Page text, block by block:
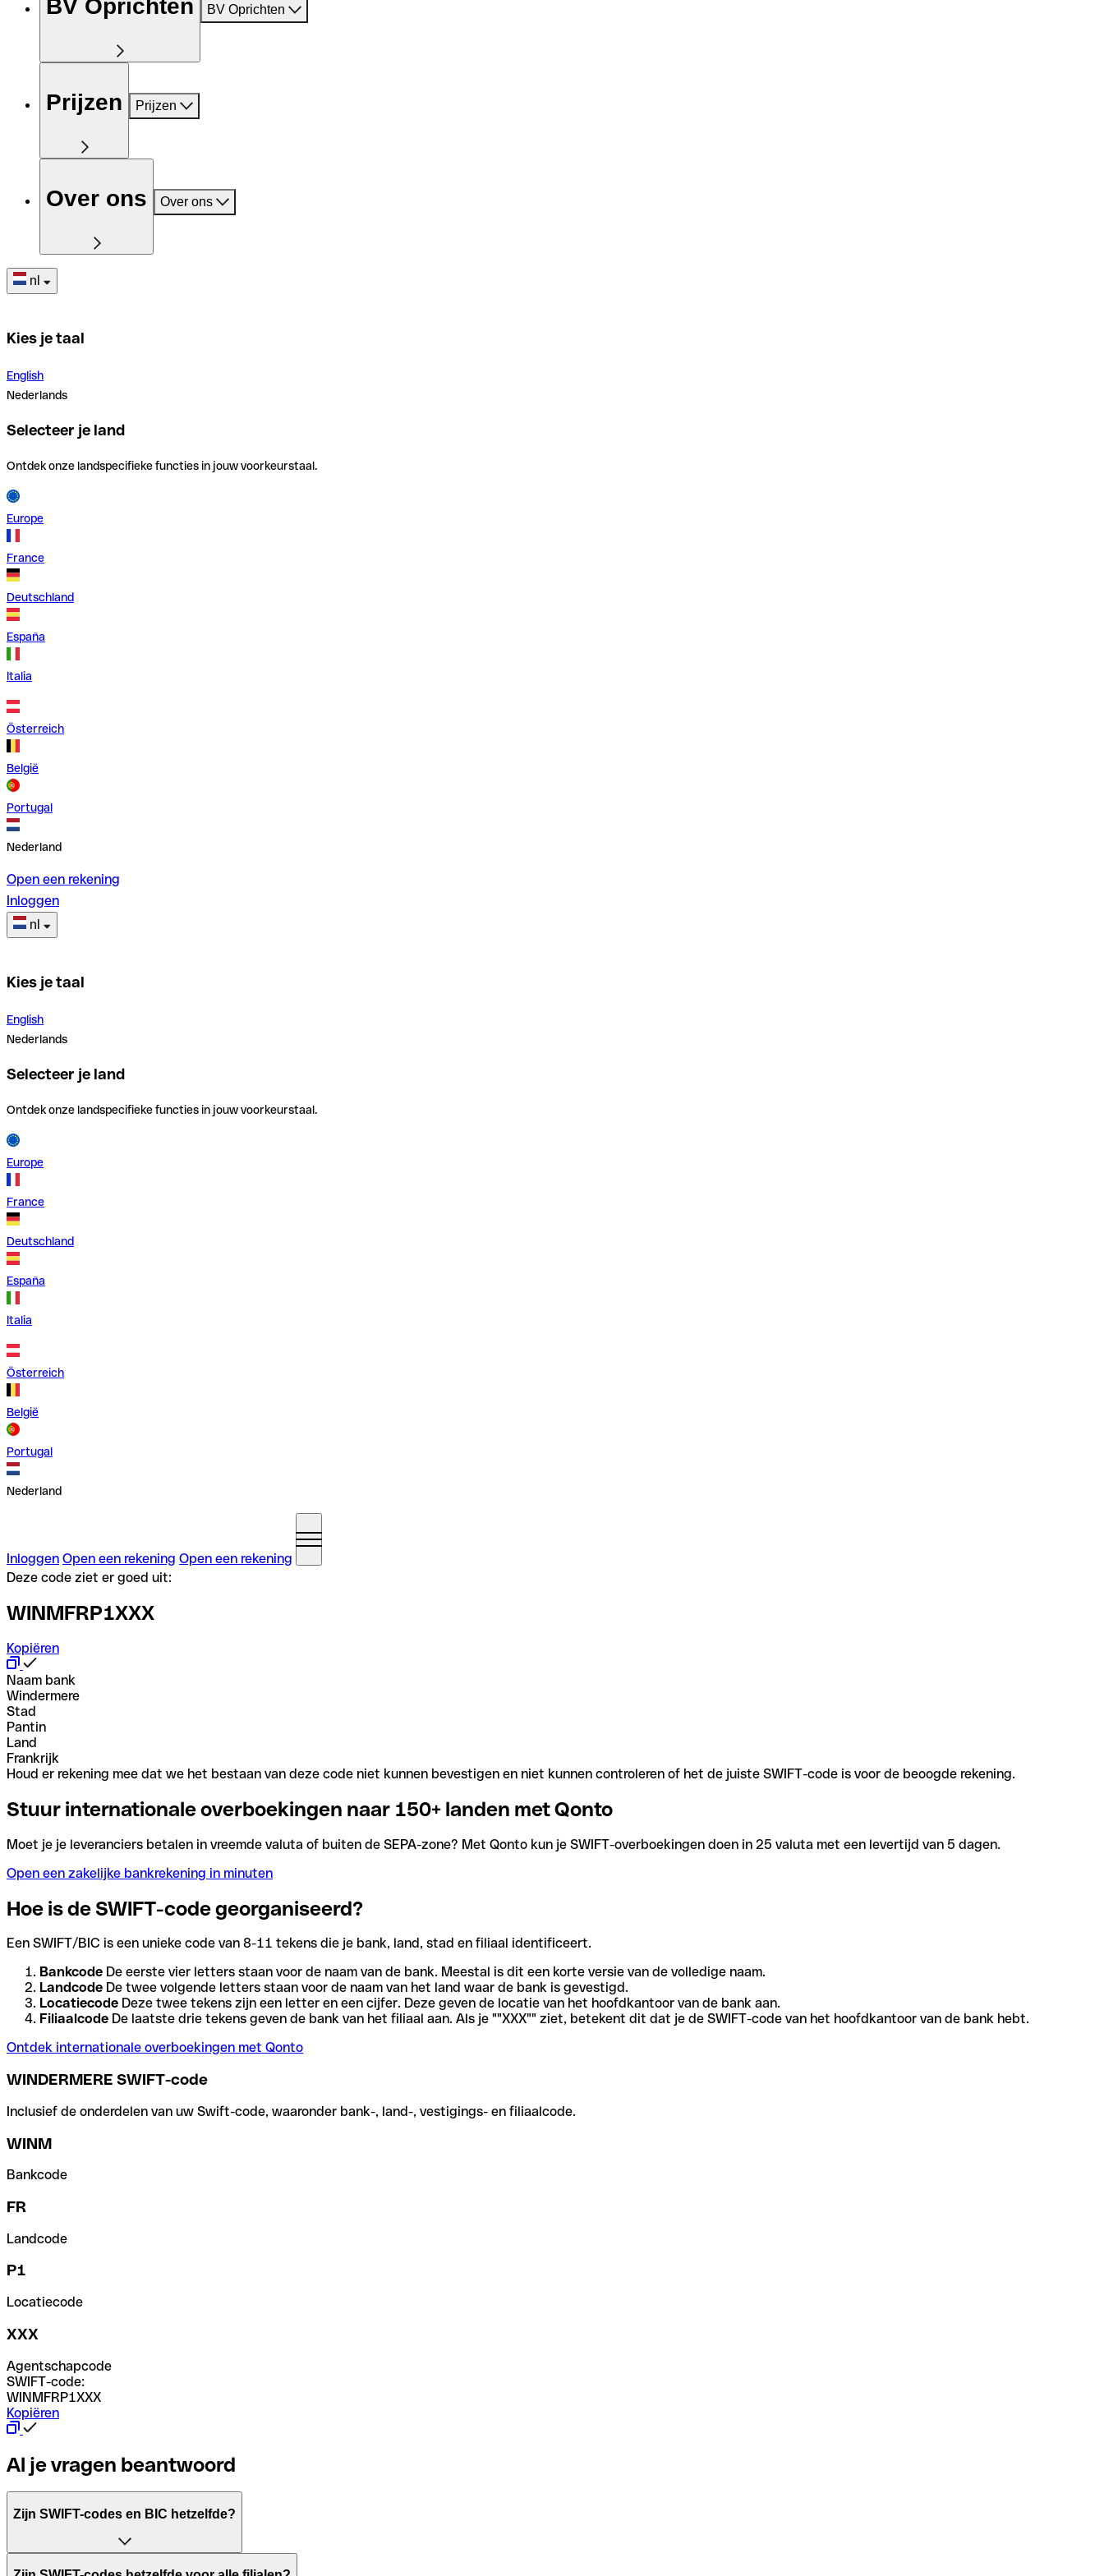
BV Oprichten BV Oprichten
Prijzen Prijzen
Over ons Over ons
nl
Kies je taal
English
Nederlands
Selecteer je land
Ontdek onze landspecifieke functies in jouw voorkeurstaal.
Europe
France
Deutschland
España
Italia
Österreich
België
Portugal
Nederland
Open een rekening
Inloggen
nl
Kies je taal
English
Nederlands
Selecteer je land
Ontdek onze landspecifieke functies in jouw voorkeurstaal.
Europe
France
Deutschland
España
Italia
Österreich
België
Portugal
Nederland
Inloggen Open een rekening Open een rekening
Deze code ziet er goed uit:
WINMFRP1XXX
Kopiëren
Naam bank
Windermere
Stad
Pantin
Land
Frankrijk
Houd er rekening mee dat we het bestaan van deze code niet kunnen bevestigen en niet kunnen controleren of het de juiste SWIFT-code is voor de beoogde rekening.
Stuur internationale overboekingen naar 150+ landen met Qonto
Moet je je leveranciers betalen in vreemde valuta of buiten de SEPA-zone? Met Qonto kun je SWIFT-overboekingen doen in 25 valuta met een levertijd van 5 dagen.
Open een zakelijke bankrekening in minuten
Hoe is de SWIFT-code georganiseerd?
Een SWIFT/BIC is een unieke code van 8-11 tekens die je bank, land, stad en filiaal identificeert.
Bankcode De eerste vier letters staan voor de naam van de bank. Meestal is dit een korte versie van de volledige naam.
Landcode De twee volgende letters staan voor de naam van het land waar de bank is gevestigd.
Locatiecode Deze twee tekens zijn een letter en een cijfer. Deze geven de locatie van het hoofdkantoor van de bank aan.
Filiaalcode De laatste drie tekens geven de bank van het filiaal aan. Als je ""XXX"" ziet, betekent dit dat je de SWIFT-code van het hoofdkantoor van de bank hebt.
Ontdek internationale overboekingen met Qonto
WINDERMERE SWIFT-code
Inclusief de onderdelen van uw Swift-code, waaronder bank-, land-, vestigings- en filiaalcode.
WINM
Bankcode
FR
Landcode
P1
Locatiecode
XXX
Agentschapcode
SWIFT-code:
WINMFRP1XXX
Kopiëren
Al je vragen beantwoord
Zijn SWIFT-codes en BIC hetzelfde?